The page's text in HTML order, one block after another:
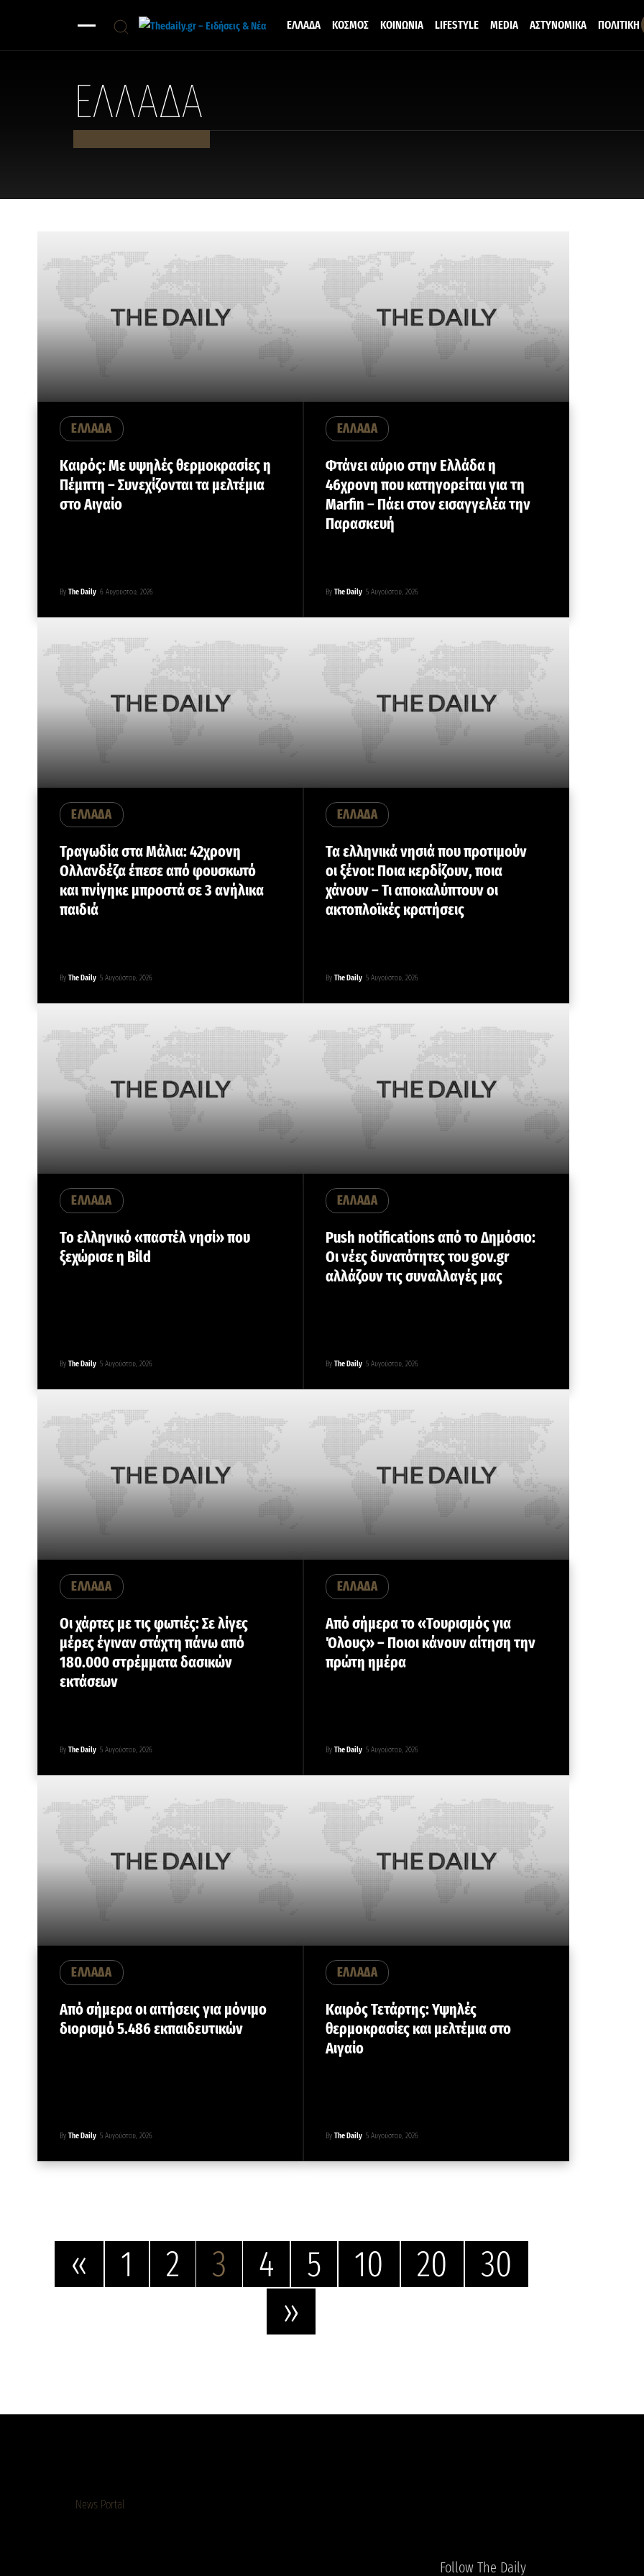
ΕΛΛΑΔΑ ΚΟΣΜΟΣ ΚΟΙΝΩΝΙΑ LIFESTYLE MEDIA ΑΣΤΥΝΟΜΙΚΑ ΠΟΛΙΤΙΚΗ
ΕΛΛΑΔΑ
ΕΛΛΑΔΑ
Καιρός: Με υψηλές θερμοκρασίες η
Πέμπτη – Συνεχίζονται τα μελτέμια
στο Αιγαίο
By The Daily 6 Αυγούστου, 2026
ΕΛΛΑΔΑ
Φτάνει αύριο στην Ελλάδα η
46χρονη που κατηγορείται για τη
Marfin – Πάει στον εισαγγελέα την
Παρασκευή
By The Daily 5 Αυγούστου, 2026
ΕΛΛΑΔΑ
Τραγωδία στα Μάλια: 42χρονη
Ολλανδέζα έπεσε από φουσκωτό
και πνίγηκε μπροστά σε 3 ανήλικα
παιδιά
By The Daily 5 Αυγούστου, 2026
ΕΛΛΑΔΑ
Τα ελληνικά νησιά που προτιμούν
οι ξένοι: Ποια κερδίζουν, ποια
χάνουν – Τι αποκαλύπτουν οι
ακτοπλοϊκές κρατήσεις
By The Daily 5 Αυγούστου, 2026
ΕΛΛΑΔΑ
Το ελληνικό «παστέλ νησί» που
ξεχώρισε η Bild
By The Daily 5 Αυγούστου, 2026
ΕΛΛΑΔΑ
Push notifications από το Δημόσιο:
Οι νέες δυνατότητες του gov.gr
αλλάζουν τις συναλλαγές μας
By The Daily 5 Αυγούστου, 2026
ΕΛΛΑΔΑ
Οι χάρτες με τις φωτιές: Σε λίγες
μέρες έγιναν στάχτη πάνω από
180.000 στρέμματα δασικών
εκτάσεων
By The Daily 5 Αυγούστου, 2026
ΕΛΛΑΔΑ
Από σήμερα το «Τουρισμός για
Όλους» – Ποιοι κάνουν αίτηση την
πρώτη ημέρα
By The Daily 5 Αυγούστου, 2026
ΕΛΛΑΔΑ
Από σήμερα οι αιτήσεις για μόνιμο
διορισμό 5.486 εκπαιδευτικών
By The Daily 5 Αυγούστου, 2026
ΕΛΛΑΔΑ
Καιρός Τετάρτης: Υψηλές
θερμοκρασίες και μελτέμια στο
Αιγαίο
By The Daily 5 Αυγούστου, 2026
« 1 2 3 4 5 10 20
30
»
News Portal
Follow The Daily